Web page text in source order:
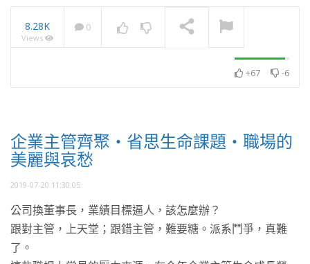
2025・11月・澈見全球訊
8.28K
Views
0
+67 -6
企業主管齊聚・省思生命課題・職場的
美麗與哀愁
2019-07-20 11:30:05
公司換董事長，業績目標逼人，該怎麼辦？
跟對主管，上天堂；跟錯主管，難要糖。派系鬥爭，真難
了。